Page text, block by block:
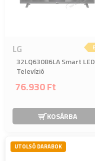
LG
32LQ630B6LA Smart LED
Televízió
76.930 Ft
KOSÁRBA
UTOLSÓ DARABOK